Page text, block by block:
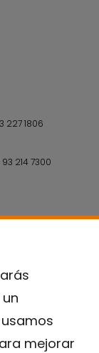
mejorar
227 1806
214 7300